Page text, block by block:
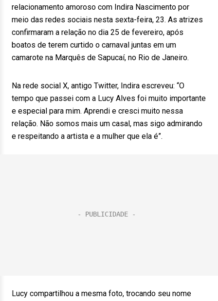
relacionamento amoroso com Indira Nascimento por
meio das redes sociais nesta sexta-feira, 23. As atrizes
confirmaram a relação no dia 25 de fevereiro, após
boatos de terem curtido o carnaval juntas em um
camarote na Marquês de Sapucaí, no Rio de Janeiro.
Na rede social X, antigo Twitter, Indira escreveu: “O
tempo que passei com a Lucy Alves foi muito importante
e especial para mim. Aprendi e cresci muito nessa
relação. Não somos mais um casal, mas sigo admirando
e respeitando a artista e a mulher que ela é”.
Lucy compartilhou a mesma foto, trocando seu nome